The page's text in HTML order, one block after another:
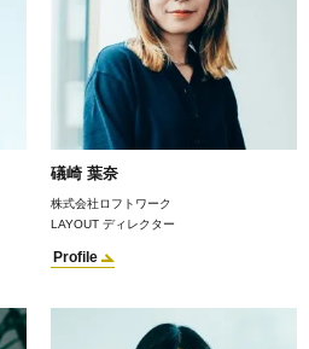
礒崎 葉奈
株式会社ロフトワーク
LAYOUT ディレクター
Profile